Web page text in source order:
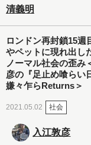
清義明
ロンドン再封鎖15週
やペットに現れ出し
ノーマル社会の歪み
彦の『足止め喰らい
嫌々乍らReturns＞
2021.05.02 社会
入江敦彦